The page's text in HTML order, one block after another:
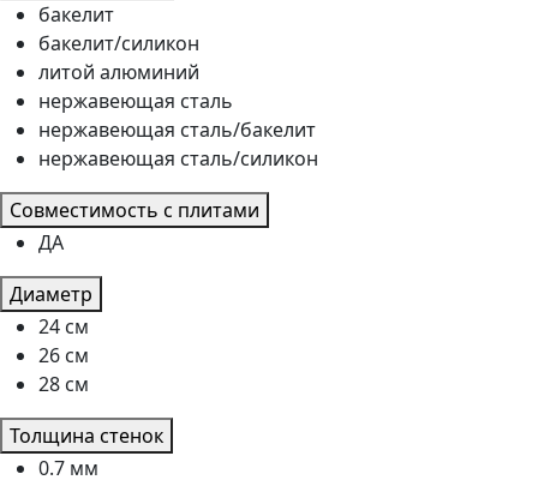
бакелит
бакелит/силикон
литой алюминий
нержавеющая сталь
нержавеющая сталь/бакелит
нержавеющая сталь/силикон
Совместимость с плитами
ДА
Диаметр
24 см
26 см
28 см
Толщина стенок
0.7 мм